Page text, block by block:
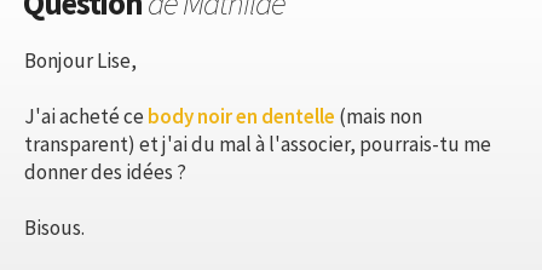
Bonjour Lise,
J'ai acheté cebody noir en dentelle (mais non
transparent) et j'ai du mal à l'associer, pourrais-tu me
donner des idées ?
Bisous.